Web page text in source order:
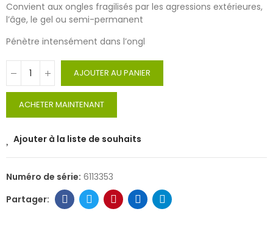
Convient aux ongles fragilisés par les agressions extérieures,
l’âge, le gel ou semi-permanent
Pénètre intensément dans l’ongl
AJOUTER AU PANIER
ACHETER MAINTENANT
Ajouter à la liste de souhaits
Numéro de série: 6113353